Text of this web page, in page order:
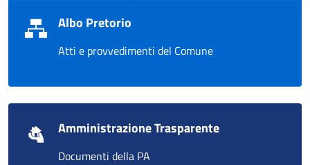
Albo Pretorio
Atti e provvedimenti del Comune
Amministrazione Trasparente
Documenti della PA